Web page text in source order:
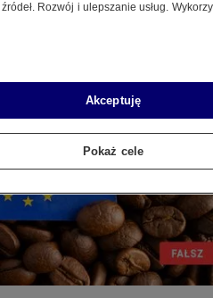
Rozwój i ulepszanie usług.
Akceptuję
Pokaż cele